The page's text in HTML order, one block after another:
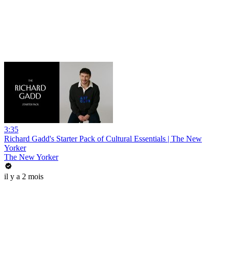
3:35
Richard Gadd's Starter Pack of Cultural Essentials | The New
Yorker
The New Yorker
il y a 2 mois